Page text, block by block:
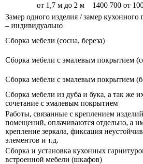
от 1,7 м до 2 м
1400 700 от
Замер одного изделия / замер кухонного
– индивидуально
Сборка мебели (сосна, береза)
Сборка мебели с эмалевым покрытием
Сборка мебели с эмалевым покрытием
Сборка мебели из дуба и бука, а так же
сочетание с эмалевым покрытием
Работы, связанные с креплением
помещений, оплачиваются отдельно, а
крепление зеркала, фиксация
элементов и т.д.
Сборка и установка кухонных
встроенной мебели (шкафов)